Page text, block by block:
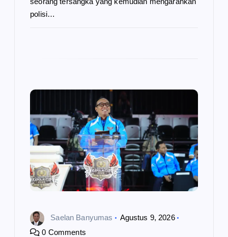
polisi…
Saelan Banyumas
Agustus 9, 2026
0 Comments